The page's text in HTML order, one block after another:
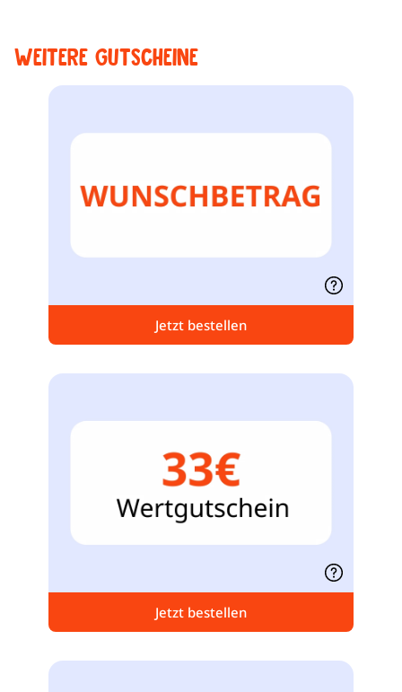
Weitere Gutscheine
Jetzt bestellen
Jetzt bestellen